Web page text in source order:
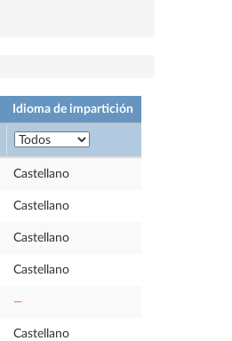
Idioma de impartición
Castellano
Castellano
Castellano
Castellano
—
Castellano